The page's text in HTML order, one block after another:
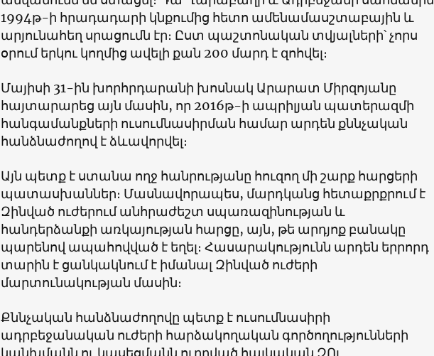
1994թ-ի հրադադարի կնքումից հետո ամենամասշտաբային և
արյունահեղ սրացումն էր։ Ըստ պաշտոնական տվյալների՝ չորս
օրում երկու կողմից ավելի քան 200 մարդ է զոհվել։
Մայիսի 31-ին խորհրդարանի խոսնակ Արարատ Միրզոյանը
հայտարարեց այն մասին, որ 2016թ-ի ապրիլյան պատերազմի
հանգամանքների ուսումնասիրման համար արդեն քննչական
հանձնաժողով է ձևավորվել։
Այն պետք է ստանա ողջ հանրությանը հուզող մի շարք հարցերի
պատասխաններ։ Մասնավորապես, մարդկանց հետաքրքրում է
Զինված ուժերում անհրաժեշտ սպառազինության և
հանդերձանքի առկայության հարցը, այն, թե արդյոք բանակը
պարենով ապահովված է եղել։ Հասարակությունն արդեն երրորդ
տարին է ցանկակնում է իմանալ Զինված ուժերի
մարտունակության մասին։
Քննչական հանձնաժողովը պետք է ուսումնասիրի
ադրբեջանական ուժերի հարձակողական գործողությունների